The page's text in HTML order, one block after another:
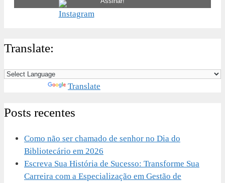
Translate:
Translate
Posts recentes
Como não ser chamado de senhor no Dia do
Bibliotecário em 2026
Escreva Sua História de Sucesso: Transforme Sua
Carreira com a Especialização em Gestão de